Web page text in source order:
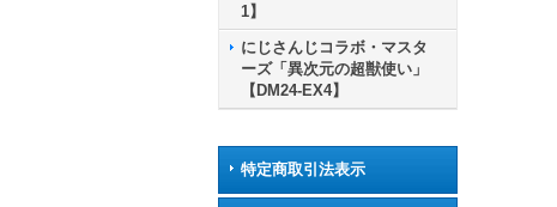
1】
にじさんじコラボ・マスタ
ーズ「異次元の超獣使い」
【DM24-EX4】
特定商取引法表示